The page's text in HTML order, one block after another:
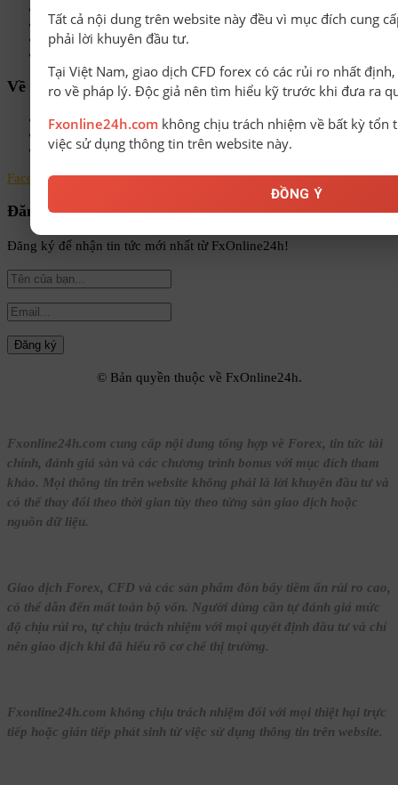
Bonus Deposit
Bonus No Deposit
Về chúng tôi
Chính sách bảo mật
Liên hệ
Facebook Instagram LinkedinYoutube Email
Đăng ký nhận tin
Đăng ký để nhận tin tức mới nhất từ FxOnline24h!
© Bản quyền thuộc về FxOnline24h.
Fxonline24h.com cung cấp nội dung tổng hợp về Forex, tin tức tài
chính, đánh giá sàn và các chương trình bonus với mục đích tham
khảo. Mọi thông tin trên website không phải là lời khuyên đầu tư và
có thể thay đổi theo thời gian tùy theo từng sàn giao dịch hoặc
nguồn dữ liệu.
Giao dịch Forex, CFD và các sản phẩm đòn bẩy tiềm ẩn rủi ro cao,
có thể dẫn đến mất toàn bộ vốn. Người dùng cần tự đánh giá mức
độ chịu rủi ro, tự chịu trách nhiệm với mọi quyết định đầu tư và chỉ
nên giao dịch khi đã hiểu rõ cơ chế thị trường.
Fxonline24h.com không chịu trách nhiệm đối với mọi thiệt hại trực
tiếp hoặc gián tiếp phát sinh từ việc sử dụng thông tin trên website.
Tất cả nội dung trên website này đều vì mục đích cung
phải lời khuyên đầu tư.
Tại Việt Nam, giao dịch CFD forex có các rủi ro nhất
ro về pháp lý. Độc giả nên tìm hiểu kỹ trước khi đưa ra
Fxonline24h.com không chịu trách nhiệm về bất kỳ tổn
việc sử dụng thông tin trên website này.
ĐỒNG Ý